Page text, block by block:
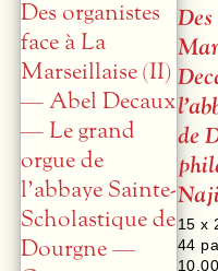
de
15 x
44